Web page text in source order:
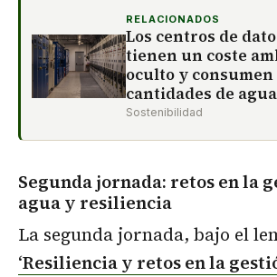
RELACIONADOS
Los centros de
tienen un coste
oculto y
cantidades de
Sostenibilidad
Segunda jornada: retos en la
agua y resiliencia
La segunda jornada, bajo el
‘Resiliencia y retos en la